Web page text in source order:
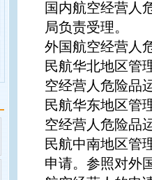
国内航空经营人
局负责受理。
外国航空经营人
民航华北地区管
空经营人危险品
民航华东地区管
空经营人危险品
民航中南地区管
申请。参照对外